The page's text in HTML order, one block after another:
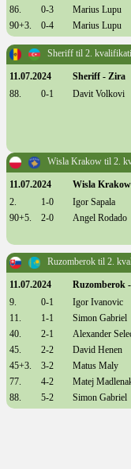
86.
0-3
Marius Lupu
90+3.
0-4 Marius Lupu
Sheriff til 2.
11.07.2024 Sheriff - Zira
88.
0-1 Davit Volkovi
Wisla Krakow til 2.
11.07.2024 Wisla
2.
1-0 Igor Sapala
90+5.
2-0 Angel Rodado
Ruzomberok til 2.
11.07.2024 Ruzomberok
9.
0-1 Igor Ivanovic
11.
1-1
Simon Gabriel
40.
2-1
Alexander
45.
2-2
David Henen
45+3.
3-2
Matus Maly
77.
4-2
Matej
88.
5-2 Simon Gabriel